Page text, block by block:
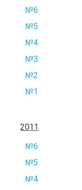
№6
№5
№4
№3
№2
№1
2011
№6
№5
№4